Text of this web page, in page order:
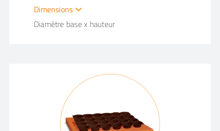
Dimensions
Diamètre base x hauteur